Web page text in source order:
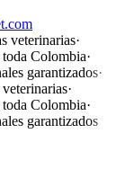
veterinarias·
toda Colombia·
garantizados·
·
toda Colombia·
garantizados